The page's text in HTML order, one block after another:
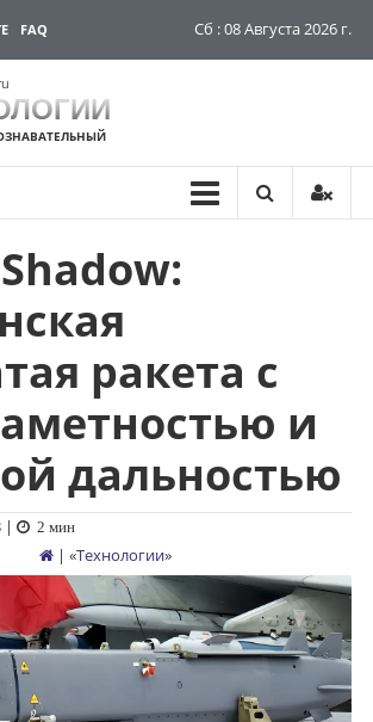
FAQ Сб : 08 Августа 2026 г.
ракета с
и
дальностью
| 2 мин
| «Технологии»